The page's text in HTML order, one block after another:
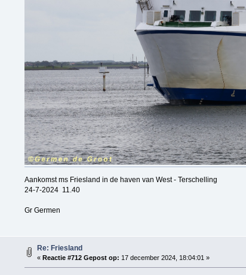
Aankomst ms Friesland in de haven van West - Terschelling
24-7-2024 11.40
Gr Germen
Re: Friesland
«Reactie #712 Gepost op: 17 december 2024, 18:04:01 »